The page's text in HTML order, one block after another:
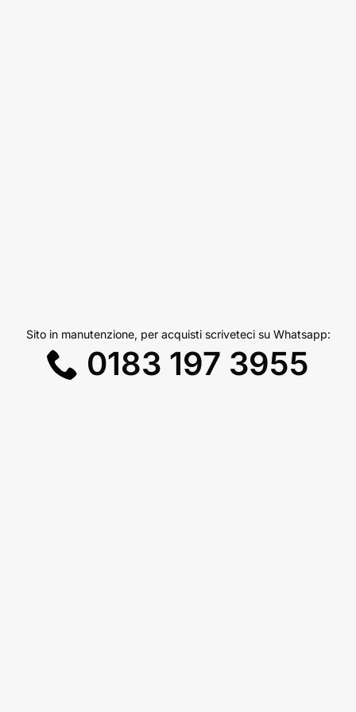
Sito in manutenzione, per acquisti scriveteci su Whatsapp:
0183 197 3955